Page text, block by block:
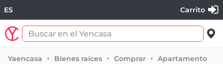
ES Carrito
Yaencasa Bienes raíces Comprar Apartamento